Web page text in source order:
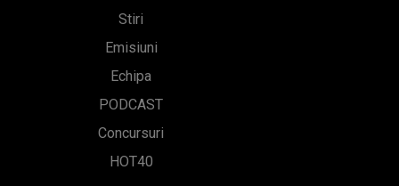
Stiri
Emisiuni
Echipa
PODCAST
Concursuri
HOT40